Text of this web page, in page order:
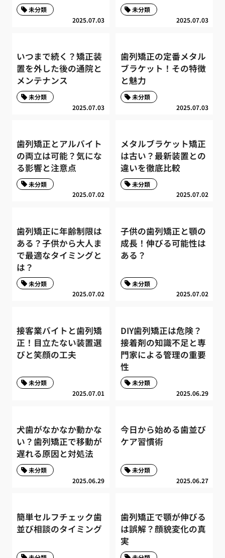
2025.07.03
未分類
2025.07.03
未分類
いつまで続く？矯正装
置を外した後の通院と
メンテナンス
2025.07.03
未分類
歯列矯正の定番メタル
ブラケット！その特徴
と魅力
2025.07.03
未分類
歯列矯正とアルバイト
の両立は可能？気にな
る影響と注意点
2025.07.02
未分類
メタルブラケット矯正
は古い？最新装置との
違いを徹底比較
2025.07.02
未分類
歯列矯正に年齢制限は
ある？子供から大人ま
で最適なタイミングと
は？
2025.07.02
未分類
子供の歯列矯正と顎の
成長！伸びる可能性は
ある？
2025.07.02
未分類
接客業バイトと歯列矯
正！目立たない装置選
びと笑顔の工夫
2025.07.01
未分類
DIY歯列矯正は危険？
接着剤の知識不足と専
門家による管理の重要
性
2025.06.29
未分類
犬歯がなかなか動かな
い？歯列矯正で移動が
遅れる原因と対処法
2025.06.29
未分類
今日から始める歯並び
ケア習慣術
2025.06.27
未分類
簡単セルフチェック歯
並び相談のタイミング
歯列矯正で顎が伸びる
は誤解？顔貌変化の真
実